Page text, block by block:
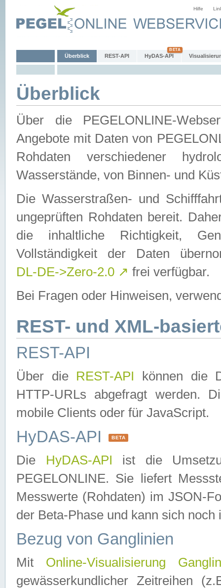
Hilfe
Überblick REST-API HyDAS-API
Überblick
Über die PEGELONLINE-
Angebote mit Daten von
Rohdaten verschiedener
Wasserstände, von Binnen- und
Die Wasserstraßen- und
ungeprüften Rohdaten bereit.
die inhaltliche Richtigkeit,
Vollständigkeit der Daten
DL-DE->Zero-2.0 ↗ frei verfügbar.
Bei Fragen oder Hinweisen,
REST- und XML-
REST-API
Über die REST-API können die
HTTP-URLs abgefragt werden.
mobile Clients oder für JavaScript.
HyDAS-API BETA
Die HyDAS-API ist die
PEGELONLINE. Sie liefert
Messwerte (Rohdaten) im JSON-
der Beta-Phase und kann sich noch
Bezug von Ganglinien
Mit Online-Visualisierung
gewässerkundlicher Zeitreihen